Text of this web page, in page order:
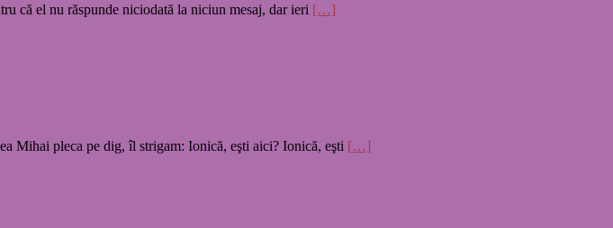
că el nu răspunde niciodată la niciun mesaj, dar ieri […]
Mihai pleca pe dig, îl strigam: Ionică, eşti aici? Ionică, eşti […]